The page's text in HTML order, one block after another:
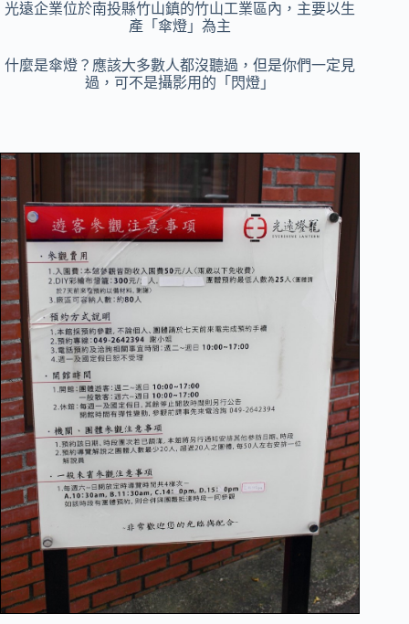
光遠企業位於南投縣竹山鎮的竹山工業區內，主要以生
產「傘燈」為主
什麼是傘燈？應該大多數人都沒聽過，但是你們一定見
過， 可不是攝影用的「閃燈」